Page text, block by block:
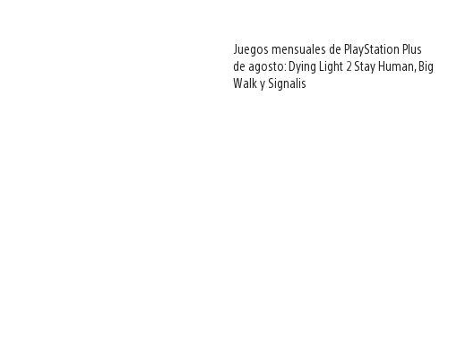
Juegos mensuales de PlayStation Plus
de agosto: Dying Light 2 Stay Human, Big
Walk y Signalis